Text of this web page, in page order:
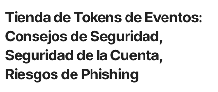
Tienda de Tokens de Eventos:
Consejos de Seguridad,
Seguridad de la Cuenta,
Riesgos de Phishing